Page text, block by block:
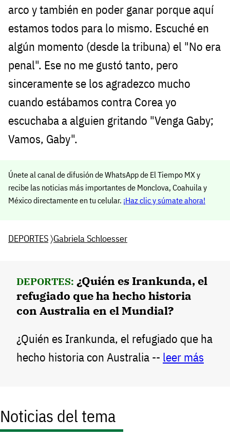
arco y también en poder ganar porque aquí
estamos todos para lo mismo. Escuché en
algún momento (desde la tribuna) el "No era
penal". Ese no me gustó tanto, pero
sinceramente se los agradezco mucho
cuando estábamos contra Corea yo
escuchaba a alguien gritando "Venga Gaby;
Vamos, Gaby".
Únete al canal de difusión de WhatsApp de El Tiempo MX y
recibe las noticias más importantes de Monclova, Coahuila y
México directamente en tu celular. ¡Haz clic y súmate ahora!
DEPORTES〉Gabriela Schloesser
DEPORTES: ¿Quién es Irankunda, el
refugiado que ha hecho historia
con Australia en el Mundial?
¿Quién es Irankunda, el refugiado que ha
hecho historia con Australia -- leer más
Noticias del tema